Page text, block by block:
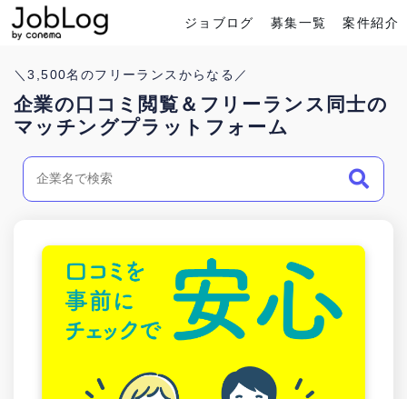
案件紹介
募集一覧
ジョブログ
＼3,500名のフリーランスからなる／
企業の口コミ閲覧＆フリーランス同士の
マッチングプラットフォーム